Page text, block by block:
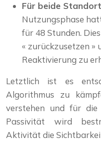
Für beide
Nutzungsphase
für 48 Stunden.
« zurückzusetzen »
Reaktivierung zu
Letztlich ist es
Algorithmus zu
verstehen und für die
Passivität wird
Aktivität die